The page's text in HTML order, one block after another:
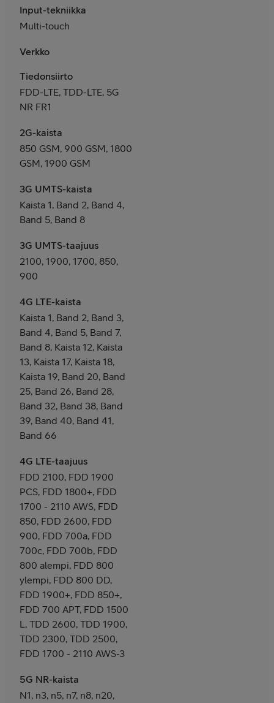
Input-tekniikka
Multi-touch
Verkko
Tiedonsiirto
FDD-LTE, TDD-LTE, 5G
NR FR1
2G-kaista
850 GSM, 900 GSM, 1800
GSM, 1900 GSM
3G UMTS-kaista
Kaista 1, Band 2, Band 4,
Band 5, Band 8
3G UMTS-taajuus
2100, 1900, 1700, 850,
900
4G LTE-kaista
Kaista 1, Band 2, Band 3,
Band 4, Band 5, Band 7,
Band 8, Kaista 12, Kaista
13, Kaista 17, Kaista 18,
Kaista 19, Band 20, Band
25, Band 26, Band 28,
Band 32, Band 38, Band
39, Band 40, Band 41,
Band 66
4G LTE-taajuus
FDD 2100, FDD 1900
PCS, FDD 1800+, FDD
1700 - 2110 AWS, FDD
850, FDD 2600, FDD
900, FDD 700a, FDD
700c, FDD 700b, FDD
800 alempi, FDD 800
ylempi, FDD 800 DD,
FDD 1900+, FDD 850+,
FDD 700 APT, FDD 1500
L, TDD 2600, TDD 1900,
TDD 2300, TDD 2500,
FDD 1700 - 2110 AWS-3
5G NR-kaista
N1, n3, n5, n7, n8, n20,